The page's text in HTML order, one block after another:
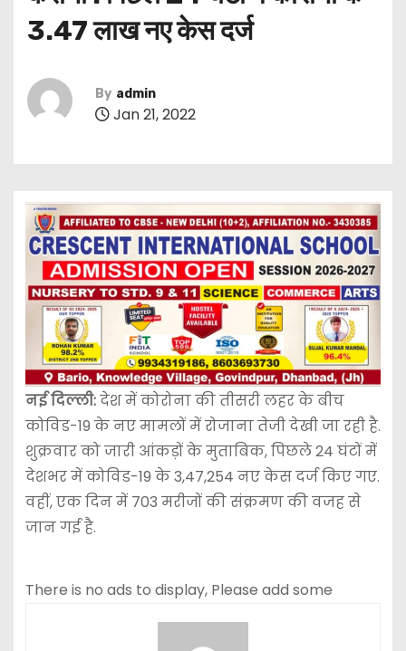
3.47 लाख नए केस दर्ज
By admin
Jan 21, 2022
नई दिल्ली:देश में कोरोना की तीसरी लहर के बीच
कोविड-19 के नए मामलों में रोजाना तेजी देखी जा रही है.
शुक्रवार को जारी आंकड़ों के मुताबिक, पिछले 24 घंटों में
देशभर में कोविड-19 के 3,47,254 नए केस दर्ज किए गए.
वहीं, एक दिन में 703 मरीजों की संक्रमण की वजह से
जान गई है.
There is no ads to display, Please add some